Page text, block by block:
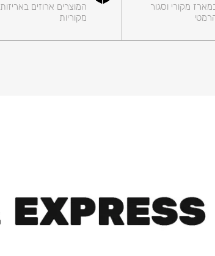
מקורי וסגור
המוצרים ארוזים באריזות
מקוריות